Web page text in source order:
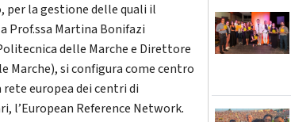
per la gestione delle quali il
Prof.ssa Martina Bonifazi
delle Marche e Direttore
Marche),si configura come centro
europea dei centri di
l’European Reference Network.